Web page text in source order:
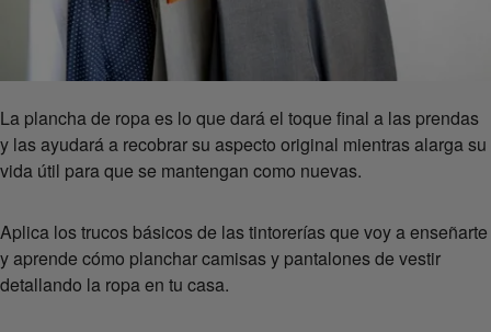
La plancha de ropa es lo que dará el toque final a las prendas
y las ayudará a recobrar su aspecto original mientras alarga su
vida útil para que se mantengan como nuevas.
Aplica los trucos básicos de las tintorerías que voy a enseñarte
y aprende cómo planchar camisas y pantalones de vestir
detallando la ropa en tu casa.